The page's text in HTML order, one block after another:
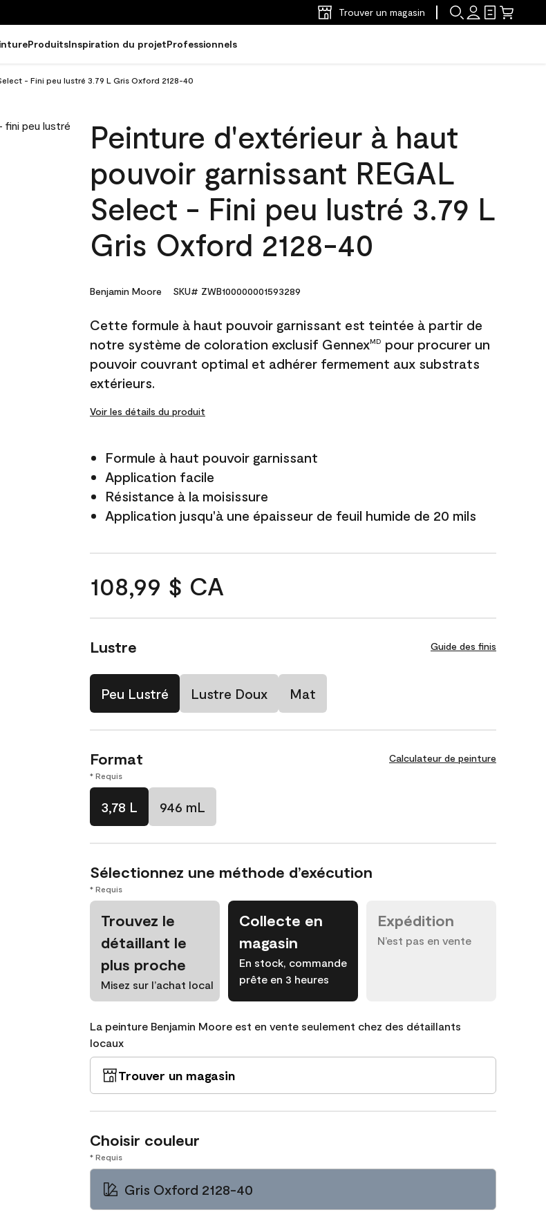
Trouver un magasin
ProduitsInspiration du projetProfessionnels
- Fini peu lustré 3.79 L Gris Oxford 2128-40
Peinture d'extérieur à haut
pouvoir garnissant REGAL
Select - Fini peu lustré 3.79 L
Gris Oxford 2128-40
Benjamin Moore SKU# ZWB100000001593289
Cette formule à haut pouvoir garnissant est teintée à partir de
notre système de coloration exclusif GennexMD pour procurer un
pouvoir couvrant optimal et adhérer fermement aux substrats
extérieurs.
Voir les détails du produit
Formule à haut pouvoir garnissant
Application facile
Résistance à la moisissure
Application jusqu'à une épaisseur de feuil humide de 20 mils
108,99 $ CA
Lustre Guide des finis
Peu Lustré Lustre Doux Mat
Format Calculateur de peinture
* Requis
3,78 L 946 mL
Sélectionnez une méthode d’exécution
* Requis
Trouvez le
détaillant le
plus proche
Misez sur l’achat local
Collecte en
magasin
En stock, commande
prête en 3 heures
Expédition
N’est pas en vente
La peinture Benjamin Moore est en vente seulement chez des détaillants
locaux
Trouver un magasin
Choisir couleur
* Requis
Gris Oxford 2128-40